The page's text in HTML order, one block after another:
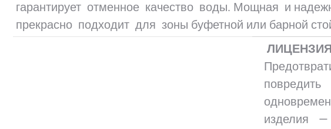
гарантирует отменное качество воды. Мощная и
прекрасно подходит для зоны буфетной или барной
изделия